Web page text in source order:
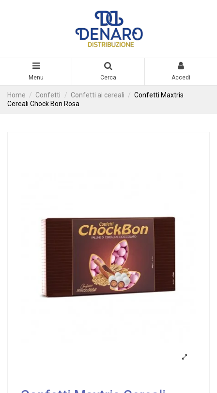
Menu Cerca Accedi
Home Confetti Confetti ai cereali
Confetti Maxtris
Cereali Chock Bon Rosa